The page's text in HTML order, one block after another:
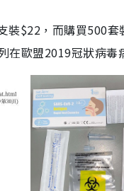
裝$22，而購買500
歐盟2019冠狀病毒